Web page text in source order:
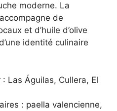
moderne. La
de
et d’huile d’olive
identité culinaire
Las Águilas, Cullera, El
: paella valencienne,